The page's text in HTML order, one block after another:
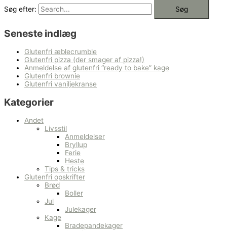
Søg efter:
Seneste indlæg
Glutenfri æblecrumble
Glutenfri pizza (der smager af pizza!)
Anmeldelse af glutenfri “ready to bake” kage
Glutenfri brownie
Glutenfri vaniljekranse
Kategorier
Andet
Livsstil
Anmeldelser
Bryllup
Ferie
Heste
Tips & tricks
Glutenfri opskrifter
Brød
Boller
Jul
Julekager
Kage
Bradepandekager